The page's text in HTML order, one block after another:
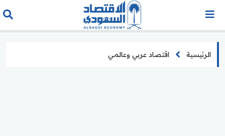
الرئيسية اقتصاد عربي وعالمي